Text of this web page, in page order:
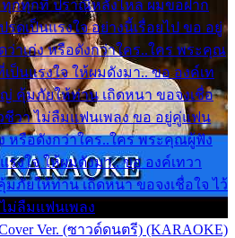
ทุกทุกที่ ปราณีหลั่งไหล ผมขอฝาก
รดเป็นแรงใจ อย่างนี้เรื่อยไป ขอ อยู่
ว่าเก่ง หรือดังกว่าใคร..ใคร พระคุณ
ป็นแรงใจ ให้ผมดังมา.. ขอ องค์เท
คุ้มภัยให้ท่าน เถิดหนา ขอจงเชื่อ
ชีวา ไม่ลืมแฟนเพลง ขอ อยู่คู่แฟน
หรือดังกว่าใคร..ใคร พระคุณผู้ฟัง
งใจ ให้ผมดังมา.. ขอ องค์เทวา
ภัยให้ท่าน เถิดหนา ขอจงเชื่อใจ ไว้
ม่ลืมแฟนเพลง
Ver. (ซาวด์ดนตรี) (KARAOKE)